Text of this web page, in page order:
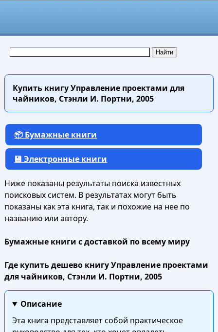
Купить книгуУправление проектами для
чайников, Стэнли И. Портни, 2005
📦 Бумажные книги
💾 Электронные книги
Ниже показаны результаты поиска известных
поисковых систем. В результатах могут быть
показаны как эта книга, так и похожие на нее по
названию или автору.
Бумажные книги с доставкой по всему миру
Где купить дешево книгу Управление проектами
для чайников, Стэнли И. Портни, 2005
Описание
Эта книга представляет собой практическое